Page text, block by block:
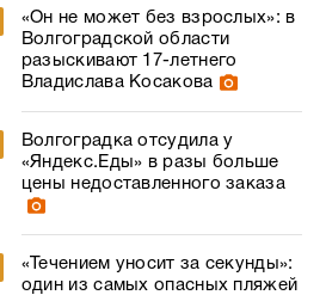
«Он не может без взрослых»: в
Волгоградской области
разыскивают 17-летнего
Владислава Косакова
Волгоградка отсудила у
«Яндекс.Еды» в разы больше
цены недоставленного заказа
«Течением уносит за секунды»:
один из самых опасных пляжей